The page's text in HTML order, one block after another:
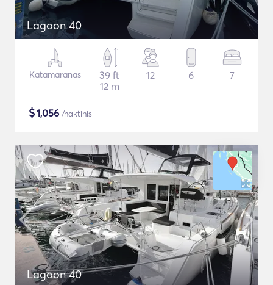
Lagoon 40
Katamaranas
39 ft
12 m
12 6 7
$1,056 /naktinis
Lagoon 40